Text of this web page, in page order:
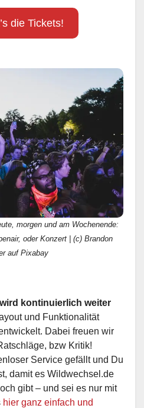
die Tickets!
morgen und am Wochenende:
oder Konzert | (c) Brandon
auf Pixabay
kontinuierlich weiter
und Funktionalität
Dabei freuen wir
bzw Kritik!
Service gefällt und Du
damit es Wildwechsel.de
gibt – und sei es nur mit
hier ganz einfach und